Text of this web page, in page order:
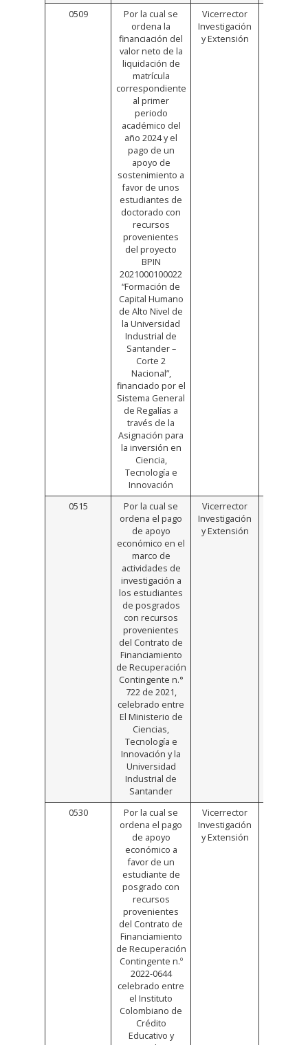
0509
Por la cual se
ordena la
financiación del
valor neto de la
liquidación de
matrícula
correspondiente
al primer
periodo
académico del
año 2024 y el
pago de un
apoyo de
sostenimiento a
favor de unos
estudiantes de
doctorado con
recursos
provenientes
del proyecto
BPIN
2021000100022
“Formación de
Capital Humano
de Alto Nivel de
la Universidad
Industrial de
Santander –
Corte 2
Nacional”,
financiado por el
Sistema General
de Regalías a
través de la
Asignación para
la inversión en
Ciencia,
Tecnología e
Innovación
Vicerrector
Investigación
y Extensión
0515
Por la cual se
ordena el pago
de apoyo
económico en el
marco de
actividades de
investigación a
los estudiantes
de posgrados
con recursos
provenientes
del Contrato de
Financiamiento
de Recuperación
Contingente n.°
722 de 2021,
celebrado entre
El Ministerio de
Ciencias,
Tecnología e
Innovación y la
Universidad
Industrial de
Santander
Vicerrector
Investigación
y Extensión
0530
Por la cual se
ordena el pago
de apoyo
económico a
favor de un
estudiante de
posgrado con
recursos
provenientes
del Contrato de
Financiamiento
de Recuperación
Contingente n.º
2022-0644
celebrado entre
el Instituto
Colombiano de
Crédito
Educativo y
Vicerrector
Investigación
y Extensión